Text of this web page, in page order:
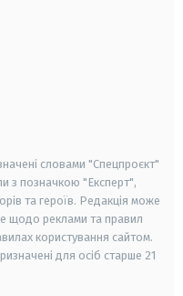
словами "Спецпроєкт"
з позначкою "Експерт",
та героїв. Редакція може
щодо реклами та правил
користування сайтом.
для осіб старше 21